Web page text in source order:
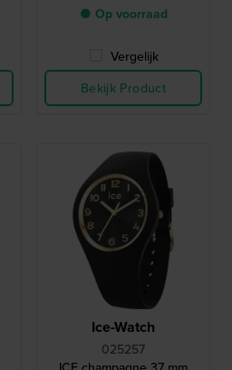
● Op voorraad
Vergelijk
Bekijk Product
Ice-Watch
025257